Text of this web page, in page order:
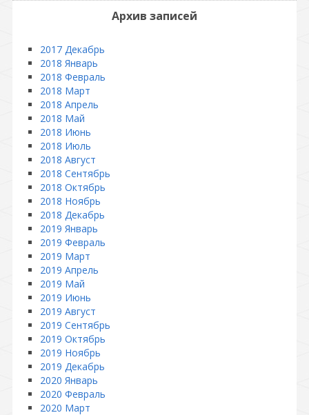
Архив записей
2017 Декабрь
2018 Январь
2018 Февраль
2018 Март
2018 Апрель
2018 Май
2018 Июнь
2018 Июль
2018 Август
2018 Сентябрь
2018 Октябрь
2018 Ноябрь
2018 Декабрь
2019 Январь
2019 Февраль
2019 Март
2019 Апрель
2019 Май
2019 Июнь
2019 Август
2019 Сентябрь
2019 Октябрь
2019 Ноябрь
2019 Декабрь
2020 Январь
2020 Февраль
2020 Март